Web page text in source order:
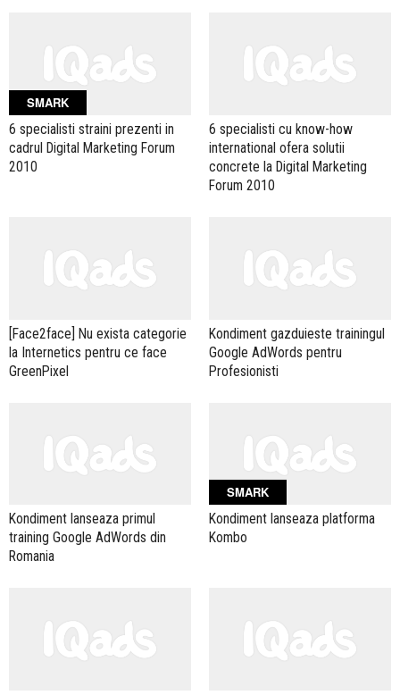
SMARK
6 specialisti straini prezenti in
cadrul Digital Marketing Forum
2010
6 specialisti cu know-how
international ofera solutii
concrete la Digital Marketing
Forum 2010
[Face2face] Nu exista categorie
la Internetics pentru ce face
GreenPixel
Kondiment gazduieste trainingul
Google AdWords pentru
Profesionisti
Kondiment lanseaza primul
training Google AdWords din
Romania
SMARK
Kondiment lanseaza platforma
Kombo